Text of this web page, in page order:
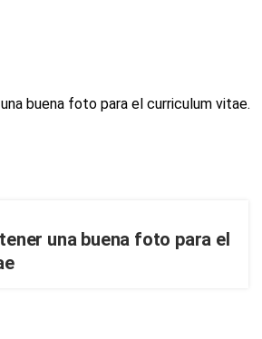
una buena foto para el